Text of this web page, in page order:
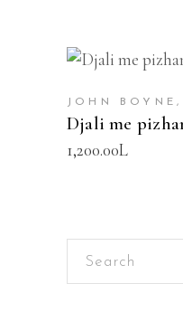
SHTOJE
JOHN
Djali me
1,200.00L
Search